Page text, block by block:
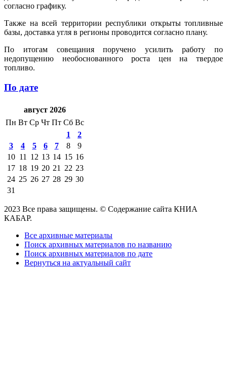
согласно графику.
Также на всей территории республики открыты топливные
базы, доставка угля в регионы проводится согласно плану.
По итогам совещания поручено усилить работу по
недопущению необоснованного роста цен на твердое
топливо.
По дате
август 2026
Пн Вт Ср Чт Пт Сб Вс
1
2
3
4 5 6 7 8
9
10 11 12 13 14 15 16
17 18 19 20 21 22 23
24 25 26 27 28 29 30
31
2023 Все права защищены. © Содержание сайта КНИА
КАБАР.
Все архивные материалы
Поиск архивных материалов по названию
Поиск архивных материалов по дате
Вернуться на актуальный сайт